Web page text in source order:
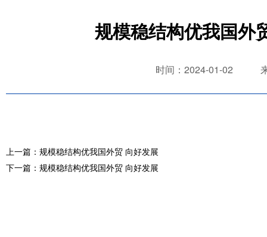
规模稳结构优我国外
时间：2024-01-02
上一篇：规模稳结构优我国外贸 向好发展
下一篇：规模稳结构优我国外贸 向好发展